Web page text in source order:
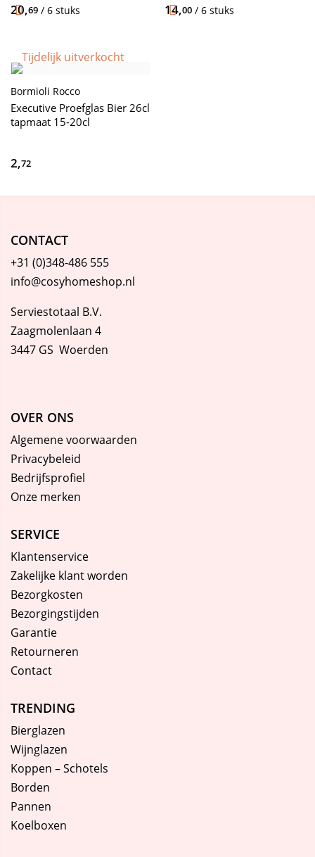
20,69 / 6 stuks 14,00 / 6 stuks
Tijdelijk uitverkocht
Bormioli Rocco
Executive Proefglas Bier 26cl
tapmaat 15-20cl
2,72
CONTACT
+31 (0)348-486 555
info@cosyhomeshop.nl
Serviestotaal B.V.
Zaagmolenlaan 4
3447 GS Woerden
OVER ONS
Algemene voorwaarden
Privacybeleid
Bedrijfsprofiel
Onze merken
SERVICE
Klantenservice
Zakelijke klant worden
Bezorgkosten
Bezorgingstijden
Garantie
Retourneren
Contact
TRENDING
Bierglazen
Wijnglazen
Koppen – Schotels
Borden
Pannen
Koelboxen